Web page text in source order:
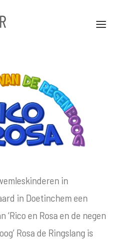
in
in Doetinchem een
‘Rico en Rosa en de negen
Rosa de Ringslang is